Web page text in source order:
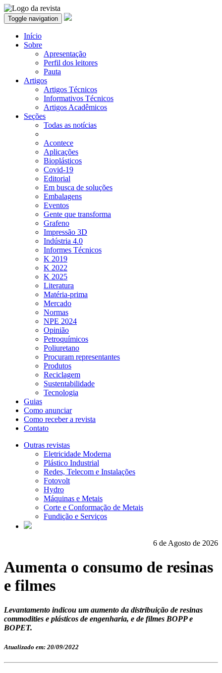
Toggle navigation
Início
Sobre
Apresentação
Perfil dos leitores
Pauta
Artigos
Artigos Técnicos
Informativos Técnicos
Artigos Acadêmicos
Seções
Todas as notícias
Acontece
Aplicações
Bioplásticos
Covid-19
Editorial
Em busca de soluções
Embalagens
Eventos
Gente que transforma
Grafeno
Impressão 3D
Indústria 4.0
Informes Técnicos
K 2019
K 2022
K 2025
Literatura
Matéria-prima
Mercado
Normas
NPE 2024
Opinião
Petroquímicos
Poliuretano
Procuram representantes
Produtos
Reciclagem
Sustentabilidade
Tecnologia
Guias
Como anunciar
Como receber a revista
Contato
Outras revistas
Eletricidade Moderna
Plástico Industrial
Redes, Telecom e Instalações
Fotovolt
Hydro
Máquinas e Metais
Corte e Conformação de Metais
Fundição e Serviços
6 de Agosto de 2026
Aumenta o consumo de resinas
e filmes
Levantamento indicou um aumento da distribuição de resinas
commodities e plásticos de engenharia, e de filmes BOPP e
BOPET.
Atualizado em: 20/09/2022